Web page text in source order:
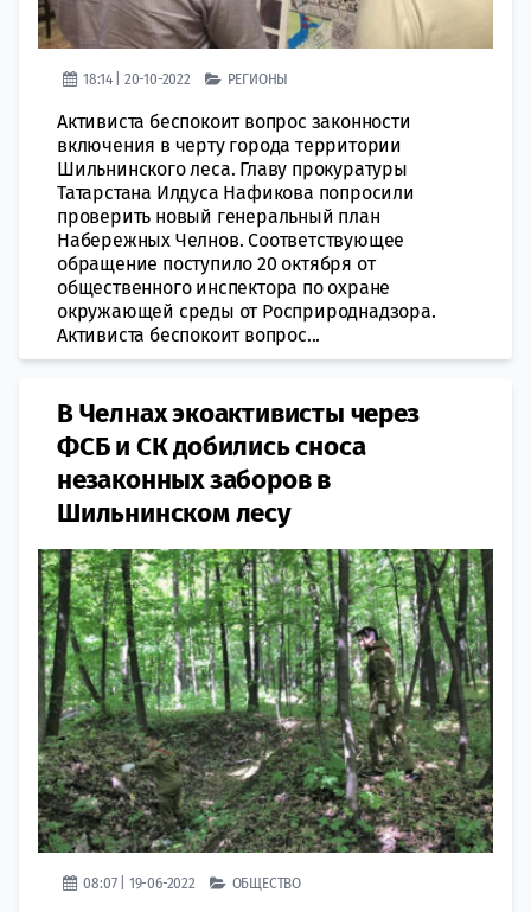
18:14 | 20-10-2022 РЕГИОНЫ
Активиста беспокоит вопрос законности
включения в черту города территории
Шильнинского леса. Главу прокуратуры
Татарстана Илдуса Нафикова попросили
проверить новый генеральный план
Набережных Челнов. Соответствующее
обращение поступило 20 октября от
общественного инспектора по охране
окружающей среды от Росприроднадзора.
Активиста беспокоит вопрос...
В Челнах экоактивисты через
ФСБ и СК добились сноса
незаконных заборов в
Шильнинском лесу
08:07 | 19-06-2022 ОБЩЕСТВО